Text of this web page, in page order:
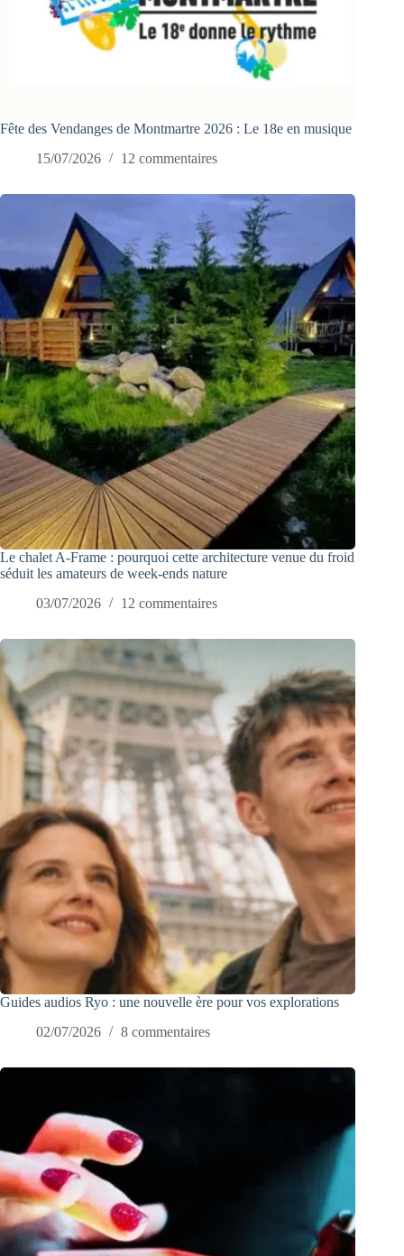
Fête des Vendanges de Montmartre 2026 : Le 18e en musique
15/07/2026
12 commentaires
Le chalet A-Frame : pourquoi cette architecture venue du froid
séduit les amateurs de week-ends nature
03/07/2026
12 commentaires
Guides audios Ryo : une nouvelle ère pour vos explorations
02/07/2026
8 commentaires